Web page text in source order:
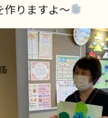
作りますよ～